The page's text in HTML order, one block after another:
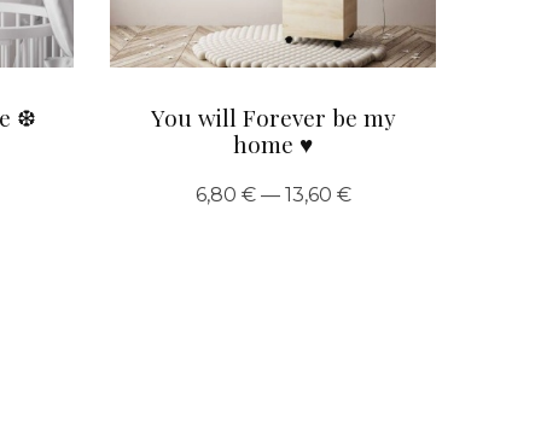
❆
You will Forever be my
home ♥︎
6,80 € — 13,60 €